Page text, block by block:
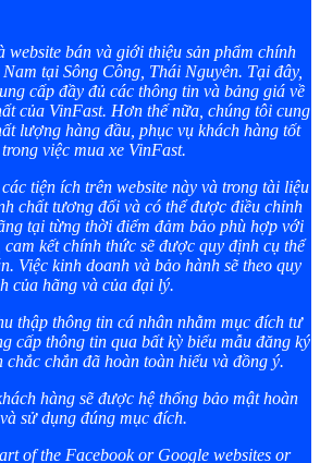
website bán và giới thiệu sản phẩm chính
tại Sông Công, Thái Nguyên. Tại đây,
cấp đầy đủ các thông tin và bảng giá về
của VinFast. Hơn thế nữa, chúng tôi cung
lượng hàng đầu, phục vụ khách hàng tốt
việc mua xe VinFast.
tiện ích trên website này và trong tài liệu
chất tương đối và có thể được điều chỉnh
tại từng thời điểm đảm bảo phù hợp với
kết chính thức sẽ được quy định cụ thể
Việc kinh doanh và bảo hành sẽ theo quy
của hãng và của đại lý.
thập thông tin cá nhân nhằm mục đích tư
cấp thông tin qua bất kỳ biểu mẫu đăng ký
chắc chắn đã hoàn toàn hiểu và đồng ý.
hàng sẽ được hệ thống bảo mật hoàn
sử dụng đúng mục đích.
of the Facebook or Google websites or